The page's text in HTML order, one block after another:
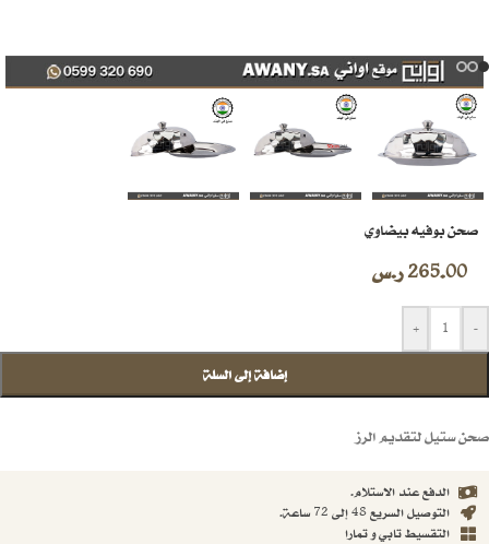
صحن بوفيه بيضاوي
265.00ر.س
-
+
إضافة إلى السلة
صحن ستيل لتقديم الرز
الدفع عند الاستلام.
التوصيل السريع 48 إلى 72 ساعة.
التقسيط تابي و تمارا